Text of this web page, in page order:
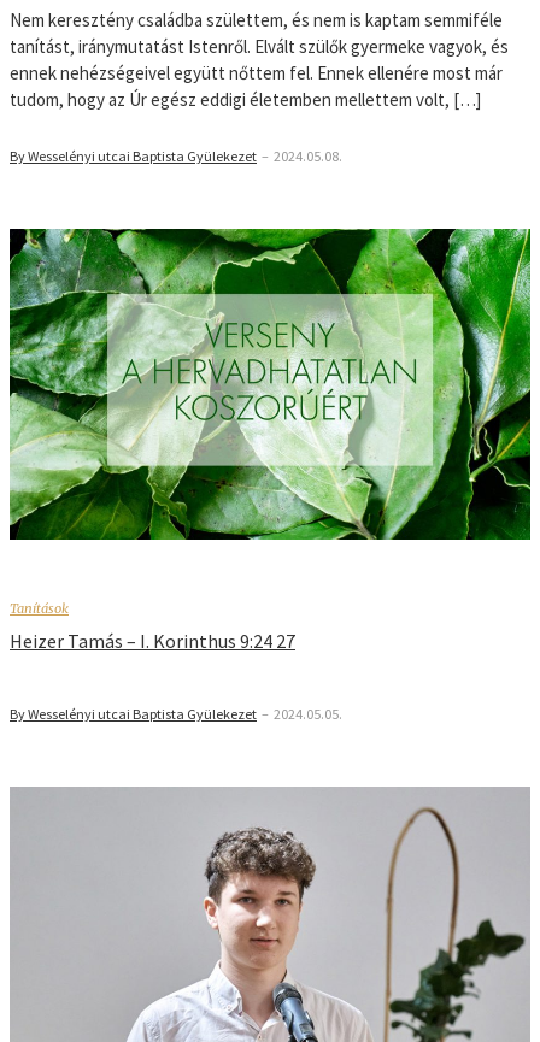
Nem keresztény családba születtem, és nem is kaptam semmiféle
tanítást, iránymutatást Istenről. Elvált szülők gyermeke vagyok, és
ennek nehézségeivel együtt nőttem fel. Ennek ellenére most már
tudom, hogy az Úr egész eddigi életemben mellettem volt, […]
By Wesselényi utcai Baptista Gyülekezet – 2024.05.08.
Tanítások
Heizer Tamás – I. Korinthus 9:24 27
By Wesselényi utcai Baptista Gyülekezet – 2024.05.05.